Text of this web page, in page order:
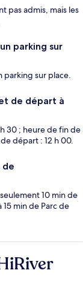
pas admis, mais les
parking sur
parking sur place.
de départ à
30 ; heure de fin de
départ : 12 h 00.
de
10 min de
min de Parc de